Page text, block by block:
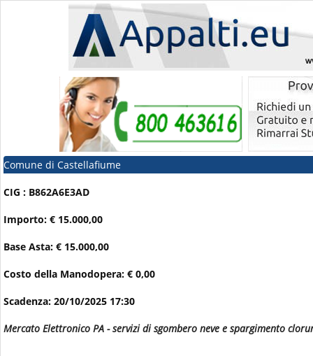
Comune di Castellafiume
CIG : B862A6E3AD
Importo: € 15.000,00
Base Asta: € 15.000,00
Costo della Manodopera: € 0,00
Scadenza: 20/10/2025 17:30
Mercato Elettronico PA - servizi di sgombero neve e spargimento